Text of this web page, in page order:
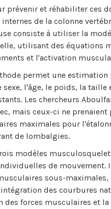
prévenir et réhabiliter ces
de la colonne
consiste à utiliser la
utilisant des équations
et l'activation
permet une estimation
l'âge, le poids, la taille
Les chercheurs
mais ceux-ci ne prenaient
maximales pour
de lombalgies.
modèles
de mouvement.
sous-maximales,
des courbures
forces musculaires et